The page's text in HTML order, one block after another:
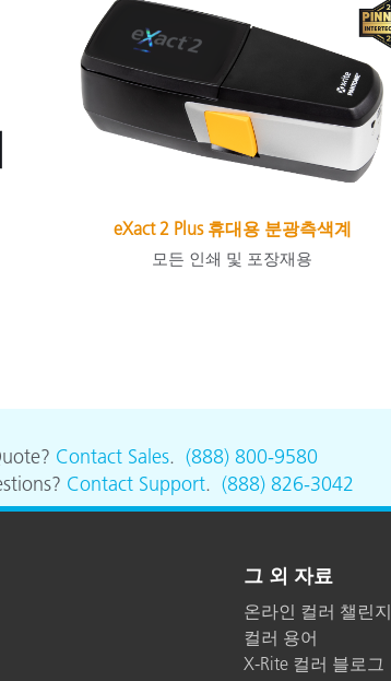
eXact 2 Plus 휴대용 분광측색계
모든 인쇄 및 포장재용
Contact Sales. (888) 800-9580
Contact Support. (888) 826-3042
그 외 자료
온라인 컬러 챌린지
컬러 용어
X-Rite 컬러 블로그